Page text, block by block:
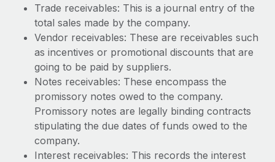
Entiteiten oprichten
Stel snel compliant entiteiten op
Mobiliteit en overplaatsing
Plaats werknemers moeiteloos over
Secundaire arbeidsvoorwaarden
Eenvoudig secundaire arbeidsvoorwaarden
beheren
Contractor Management
Belastingen
Naar de blog
BLOG
Productupdates van Remote: Gusto- en Xero-
integraties en Contractor Management Plus
Trade receivables: This is a journal entry of the
total sales made by the company.
Vendor receivables: These are receivables such
as incentives or promotional discounts that are
going to be paid by suppliers.
Notes receivables: These encompass the
promissory notes owed to the company.
Promissory notes are legally binding contracts
stipulating the due dates of funds owed to the
company.
Interest receivables: This records the interest